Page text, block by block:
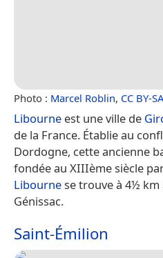
Photo : Marcel Roblin, CC BY-
Libourne est une ville de
de la France. Établie au
Dordogne, cette ancienne
fondée au XIIIème siècle
Libournese trouve à 4½
Génissac.
Saint-Émilion